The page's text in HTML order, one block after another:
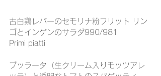
古白鶏レバーのセモリナ粉フリット リン
ゴとインゲンのサラダ990/981
Primi piatti
ブッラータ（生クリーム入りモッツアレ